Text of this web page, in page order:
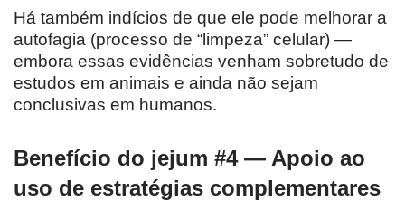
Há também indícios de que ele pode melhorar a
autofagia (processo de “limpeza” celular) —
embora essas evidências venham sobretudo de
estudos em animais e ainda não sejam
conclusivas em humanos.
Benefício do jejum #4 — Apoio ao
uso de estratégias complementares